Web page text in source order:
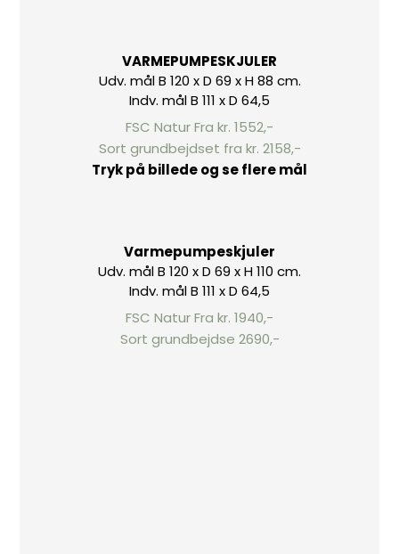
​VARMEPUMPESKJULER
Udv. mål B 120 x D 69 x H 88 cm.
Indv. mål B 111 x D 64,5
FSC Natur Fra kr. 1552,-
Sort grundbejdset fra kr. 2158,-
Tryk på billede og se flere mål
Varmepumpeskjuler
Udv. mål B 120 x D 69 x H 110 cm.
Indv. mål B 111 x D 64,5
FSC Natur Fra kr. 1940,-
Sort grundbejdse 2690,-